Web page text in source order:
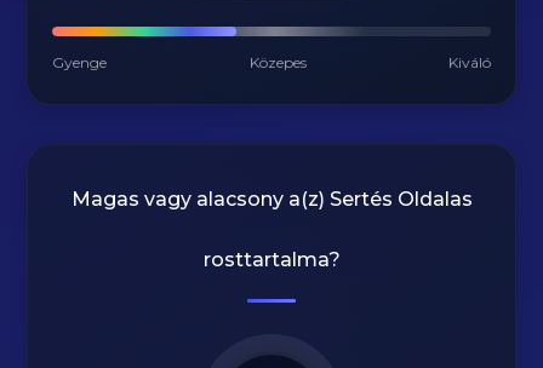
Gyenge Közepes Kiváló
Magas vagy alacsony a(z) Sertés Oldalas
rosttartalma?